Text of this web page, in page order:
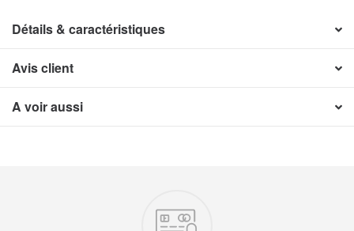
Détails & caractéristiques
Avis client
A voir aussi